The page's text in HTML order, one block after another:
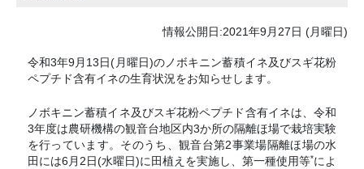
情報公開日:2021年9月27日 (月曜日)
令和3年9月13日(月曜日)のノボキニン蓄積イネ及びスギ花粉
ペプチド含有イネの生育状況をお知らせします。
ノボキニン蓄積イネ及びスギ花粉ペプチド含有イネは、令和
3年度は農研機構の観音台地区内3か所の隔離ほ場で栽培実験
を行っています。そのうち、観音台第2事業場隔離ほ場の水
田には6月2日(水曜日)に田植えを実施し、第一種使用等*によ